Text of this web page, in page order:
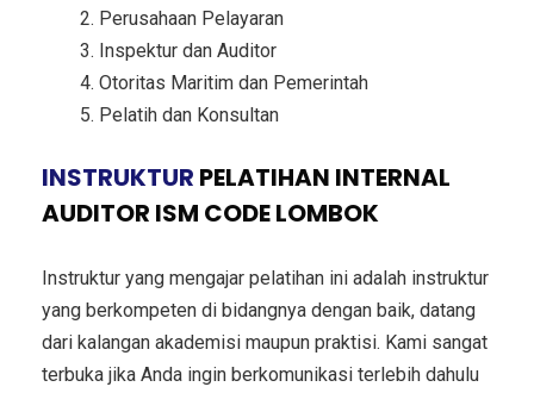
Perusahaan Pelayaran
Inspektur dan Auditor
Otoritas Maritim dan Pemerintah
Pelatih dan Konsultan
INSTRUKTUR PELATIHAN INTERNAL
AUDITOR ISM CODE LOMBOK
Instruktur yang mengajar pelatihan ini adalah instruktur
yang berkompeten di bidangnya dengan baik, datang
dari kalangan akademisi maupun praktisi. Kami sangat
terbuka jika Anda ingin berkomunikasi terlebih dahulu